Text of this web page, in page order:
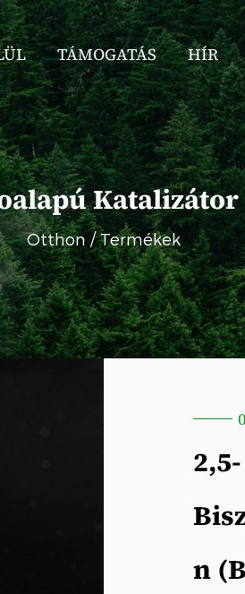
TÁMOGATÁS HÍR
Katalizátor
Otthon/Termékek
2,5-
n